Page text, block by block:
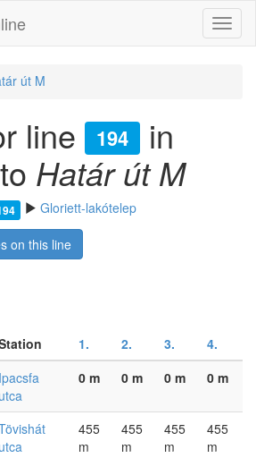
út M
line 194
in
Határ út M
Gloriett-lakótelep
on this line
1. 2. 3.
4.
Ipacsfa
utca
0 m 0 m 0 m 0 m
utca
455
m
455
m
455
m
455
m